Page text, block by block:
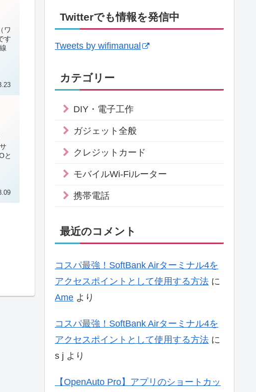
ワ
す
と
Twitterでも情報を発信中
Tweets by wifimanual
カテゴリー
DIY・電子工作
ガジェット全般
クレジットカード
モバイルWi-Fiルーター
携帯電話
最近のコメント
コスパ最強！SoftBank Airターミナル4を
アクセスポイントとして使用する方法 に
Ame より
コスパ最強！SoftBank Airターミナル4を
アクセスポイントとして使用する方法 に
s j より
【OpenAuto Pro】アプリのショートカッ